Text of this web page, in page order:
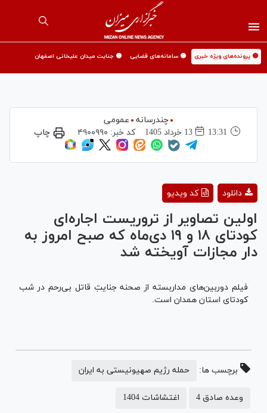
🟡 پرونده‌های ویژه خبری 🟡 سامانه‌های قضایی 🟡 جنایت میدان علیخانی اصفهان
چندرسانه
عمومی
13:31
13 خرداد 1405 کد خبر: ۴۹۰۰۹۹۰ چاپ
Video
کد ویدیو دانلود
اولین تصاویر از تروریست اجاره‌ای
کودتای ۱۸ و ۱۹ دی‌ماه که صبح امروز به
دار مجازات آویخته شد
فیلم دوربین‌های مداربسته از صحنه جنایتِ قاتل بی‌رحم در شب
کودتای استان همدان است.
برچسب ها: حمله رژیم صهیونیستی به ایران
وعده صادق 4 اغتشاشات 1404